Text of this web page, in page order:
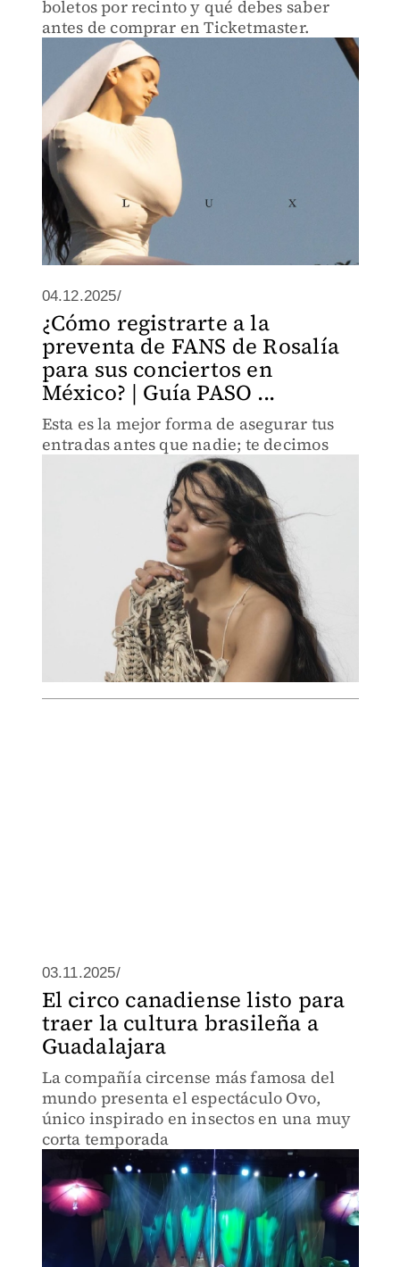
boletos por recinto y qué debes saber
antes de comprar en Ticketmaster.
04.12.2025/
¿Cómo registrarte a la
preventa de FANS de Rosalía
para sus conciertos en
México? | Guía PASO ...
Esta es la mejor forma de asegurar tus
entradas antes que nadie; te decimos
03.11.2025/
El circo canadiense listo para
traer la cultura brasileña a
Guadalajara
La compañía circense más famosa del
mundo presenta el espectáculo Ovo,
único inspirado en insectos en una muy
corta temporada